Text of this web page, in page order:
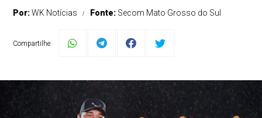
Por:WK Notícias Fonte: Secom Mato Grosso do Sul
Compartilhe: